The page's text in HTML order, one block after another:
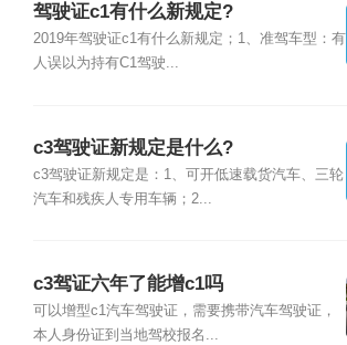
驾驶证c1有什么新规定?
2019年驾驶证c1有什么新规定；1、准驾车型：有
人误以为持有C1驾驶...
c3驾驶证新规定是什么?
c3驾驶证新规定是：1、可开低速载货汽车、三轮
汽车和残疾人专用车辆；2...
c3驾证六年了能增c1吗
可以增型c1汽车驾驶证，需要携带汽车驾驶证，
本人身份证到当地驾校报名...